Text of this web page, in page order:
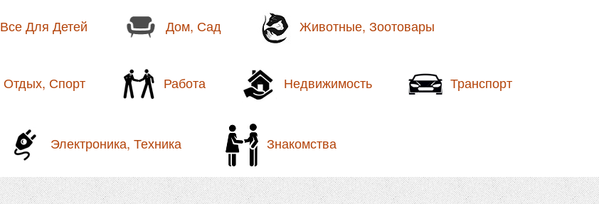
Все Для Детей Дом, Сад Животные, Зоотовары
Отдых, Спорт Работа Недвижимость Транспорт
Электроника, Техника Знакомства